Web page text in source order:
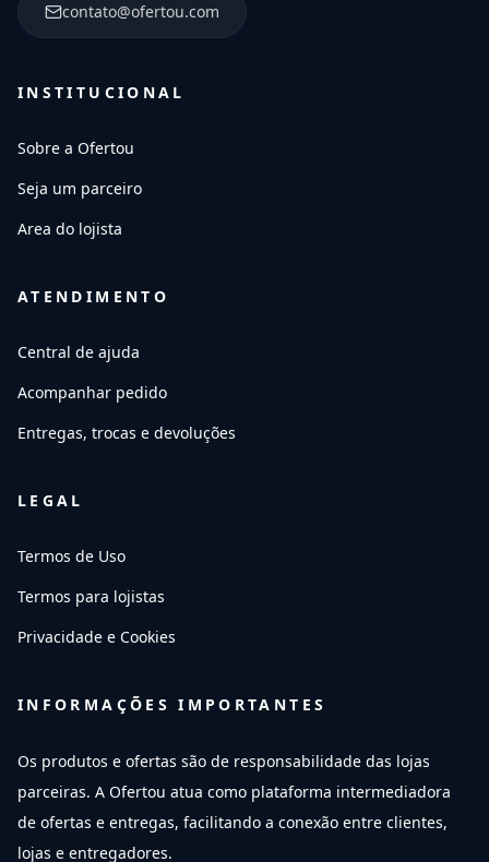
contato@ofertou.com
INSTITUCIONAL
Sobre a Ofertou
Seja um parceiro
Area do lojista
ATENDIMENTO
Central de ajuda
Acompanhar pedido
Entregas, trocas e devoluções
LEGAL
Termos de Uso
Termos para lojistas
Privacidade e Cookies
INFORMAÇÕES IMPORTANTES
Os produtos e ofertas são de responsabilidade das lojas
parceiras. A Ofertou atua como plataforma intermediadora
de ofertas e entregas, facilitando a conexão entre clientes,
lojas e entregadores.